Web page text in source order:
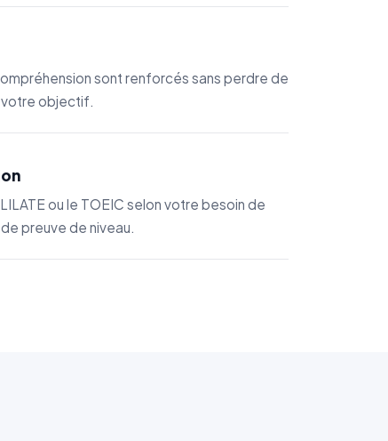
sont renforcés sans perdre de
votre objectif.
ou le TOEIC selon votre besoin de
preuve de niveau.